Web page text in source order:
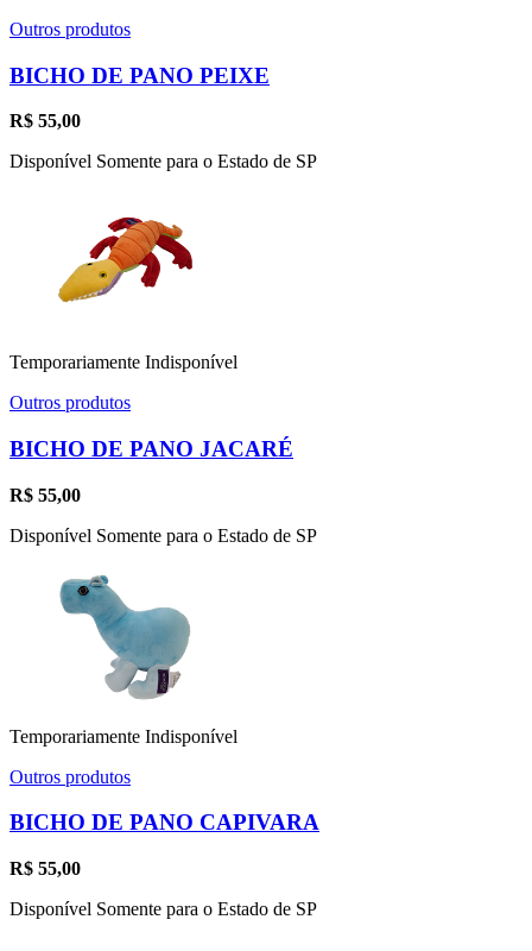
Outros produtos
BICHO DE PANO PEIXE
R$ 55,00
Disponível Somente para o Estado de SP
Temporariamente Indisponível
Outros produtos
BICHO DE PANO JACARÉ
R$ 55,00
Disponível Somente para o Estado de SP
Temporariamente Indisponível
Outros produtos
BICHO DE PANO CAPIVARA
R$ 55,00
Disponível Somente para o Estado de SP